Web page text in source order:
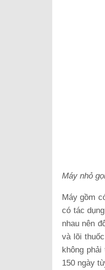
Máy nhỏ
Máy gồm
có tác
nhau nên
và lõi
không
150 ngày